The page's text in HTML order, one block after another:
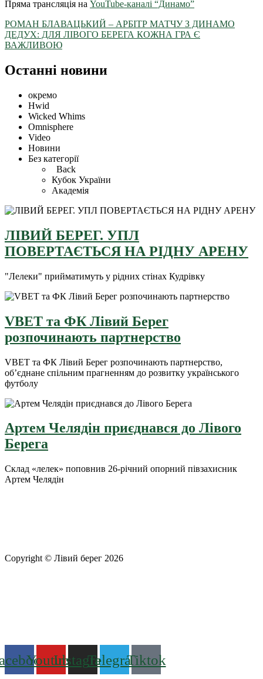
Пряма трансляція на YouTube-каналі “Динамо”
РОМАН БЛАВАЦЬКИЙ – АРБІТР МАТЧУ З ДИНАМО
ДЕДУХ: ДЛЯ ЛІВОГО БЕРЕГА КОЖНА ГРА Є
ВАЖЛИВОЮ
Останні новини
окремо
Hwid
Wicked Whims
Omnisphere
Video
Новини
Без категорії
Back
Кубок України
Академія
ЛІВИЙ БЕРЕГ. УПЛ
ПОВЕРТАЄТЬСЯ НА РІДНУ АРЕНУ
"Лелеки" прийматимуть у рідних стінах Кудрівку
VBET та ФК Лівий Берег
розпочинають партнерство
VBET та ФК Лівий Берег розпочинають партнерство,
об’єднане спільним прагненням до розвитку українського
футболу
Артем Челядін приєднався до Лівого
Берега
Склад «лелек» поповнив 26-річний опорний півзахисник
Артем Челядін
Copyright © Лівий берег 2026
YoutubeInstagramTelegramTiktok